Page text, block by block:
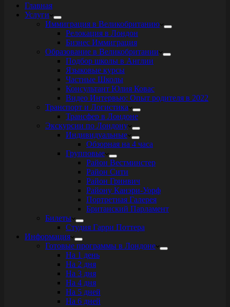
Главная
Услуги
Иммиграция в Великобританию
Релокация в Лондон
Бизнес Иммиграция
Образование в Великобритании
Подбор школы в Англии
Языковые курсы
Частные Школы
Консультант Юлия Ковас
Видео Интервью: Опыт родителя в 2022
Транспорт и Логистика
Трансфер в Лондоне
Экскурсии по Лондону
Индивидуальные
Обзорная на 4 часа
Групповые
Район Вестминстер
Район Сити
Район Гринвич
Району Канэри-Уорф
Портретная Галерея
Британский Парламент
Билеты
Студия Гарри Поттера
Информация
Готовые программы в Лондоне
На 1 день
На 2 дня
На 3 дня
На 4 дня
На 5 дней
На 6 дней